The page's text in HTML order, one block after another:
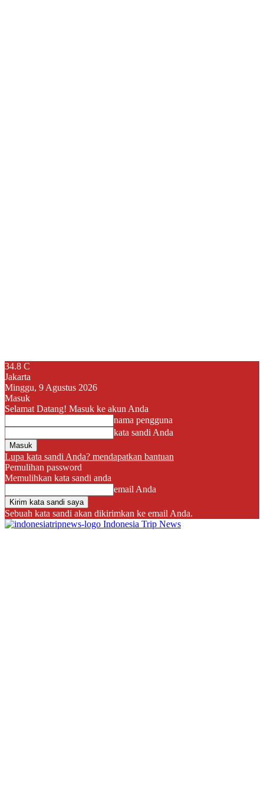
34.8 C
Jakarta
Minggu, 9 Agustus 2026
Masuk
Selamat Datang! Masuk ke akun Anda
nama pengguna
kata sandi Anda
Lupa kata sandi Anda? mendapatkan bantuan
Pemulihan password
Memulihkan kata sandi anda
email Anda
Sebuah kata sandi akan dikirimkan ke email Anda.
Indonesia Trip News